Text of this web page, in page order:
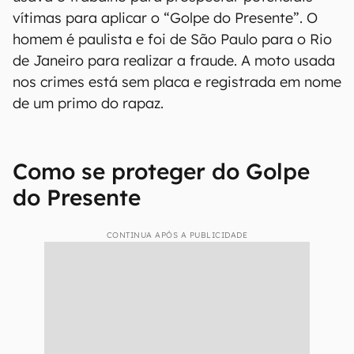
vítimas para aplicar o “Golpe do Presente”. O
homem é paulista e foi de São Paulo para o Rio
de Janeiro para realizar a fraude. A moto usada
nos crimes está sem placa e registrada em nome
de um primo do rapaz.
Como se proteger do Golpe
do Presente
CONTINUA APÓS A PUBLICIDADE